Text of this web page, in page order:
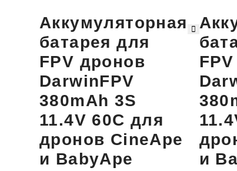
Аккумуляторная
батарея для
FPV дронов
DarwinFPV
380mAh 3S
11.4V 60C для
дронов CineApe
и BabyApe
и